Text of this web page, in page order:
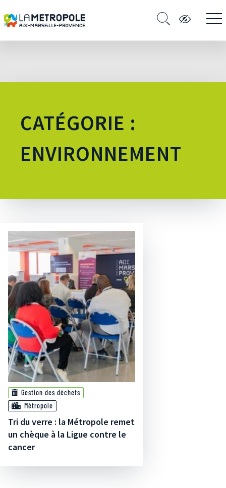
CATÉGORIE :
ENVIRONNEMENT
Gestion des déchets
Métropole
Tri du verre : la Métropole remet
un chèque à la Ligue contre le
cancer